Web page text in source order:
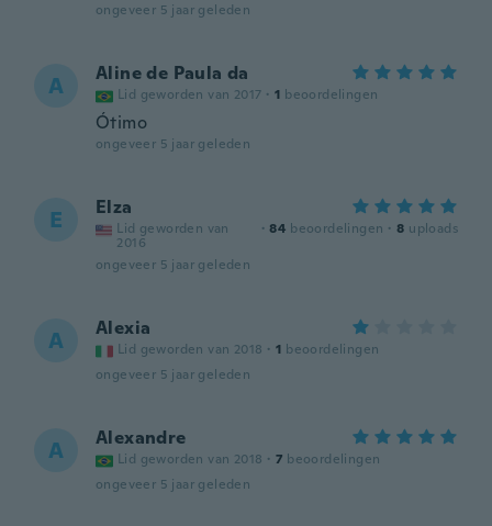
ongeveer 5 jaar geleden
A Aline de Paula da
Lid geworden van 2017 · 1 beoordelingen
Ótimo
ongeveer 5 jaar geleden
E Elza
Lid geworden van
2016
· 84 beoordelingen · 8 uploads
ongeveer 5 jaar geleden
A Alexia
Lid geworden van 2018 · 1 beoordelingen
ongeveer 5 jaar geleden
A Alexandre
Lid geworden van 2018 · 7 beoordelingen
ongeveer 5 jaar geleden